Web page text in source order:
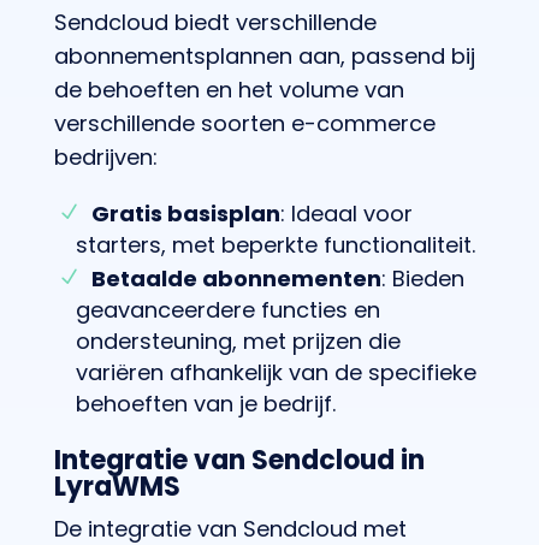
Sendcloud biedt verschillende
abonnementsplannen aan, passend bij
de behoeften en het volume van
verschillende soorten e-commerce
bedrijven:
Gratis basisplan: Ideaal voor
starters, met beperkte functionaliteit.
Betaalde abonnementen: Bieden
geavanceerdere functies en
ondersteuning, met prijzen die
variëren afhankelijk van de specifieke
behoeften van je bedrijf.
Integratie van Sendcloud in
LyraWMS
De integratie van Sendcloud met